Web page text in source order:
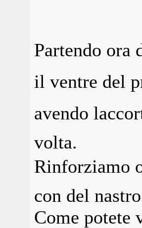
Partendo ora
il ventre del
avendo
volta.
Rinforziamo
con del
Come potete